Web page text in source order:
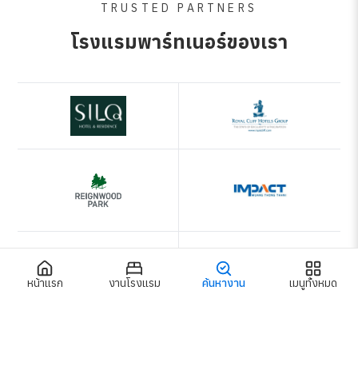
TRUSTED PARTNERS
โรงแรมพาร์ทเนอร์ของเรา
หน้าแรก งานโรงแรม ค้นหางาน เมนูทั้งหมด